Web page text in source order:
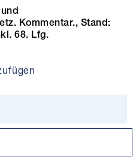
Kommentar., Stand:
68. Lfg.